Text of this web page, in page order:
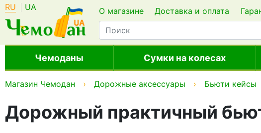
RU UA О магазине Доставка и оплата
Чемоданы Сумки на колесах
Магазин Чемодан Дорожные аксессуары Бьюти кейсы
Дорожный практичный